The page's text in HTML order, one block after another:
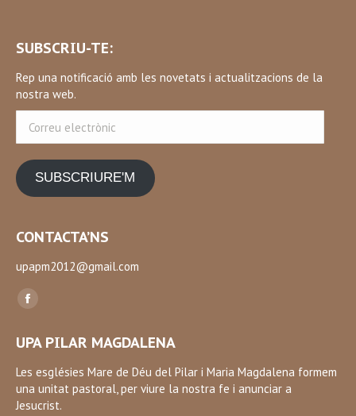
SUBSCRIU-TE:
Rep una notificació amb les novetats i actualitzacions de la
nostra web.
electrònic
SUBSCRIURE'M
CONTACTA’NS
upapm2012@gmail.com
Find us on:
Facebook
opens
in
new
window
UPA PILAR MAGDALENA
Les esglésies Mare de Déu del Pilar i Maria Magdalena formem
una unitat pastoral, per viure la nostra fe i anunciar a
Jesucrist.